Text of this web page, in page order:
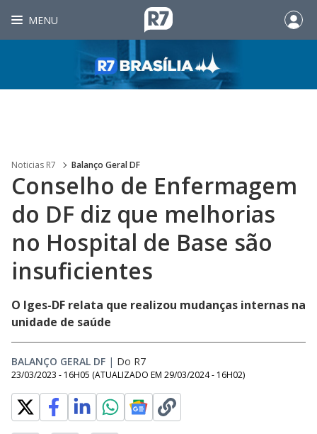
MENU
Noticias R7 Balanço Geral DF
Conselho de Enfermagem
do DF diz que melhorias
no Hospital de Base são
insuficientes
O Iges-DF relata que realizou mudanças internas na
unidade de saúde
BALANÇO GERAL DF | Do R7
23/03/2023 - 16H05 (ATUALIZADO EM 29/03/2024 - 16H02)